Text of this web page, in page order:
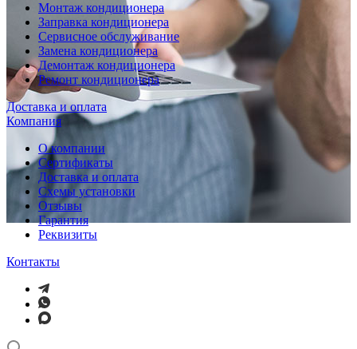
Монтаж кондиционера
Заправка кондиционера
Сервисное обслуживание
Замена кондиционера
Демонтаж кондиционера
Ремонт кондиционера
Доставка и оплата
Компания
О компании
Сертификаты
Доставка и оплата
Схемы установки
Отзывы
Гарантия
Реквизиты
Контакты